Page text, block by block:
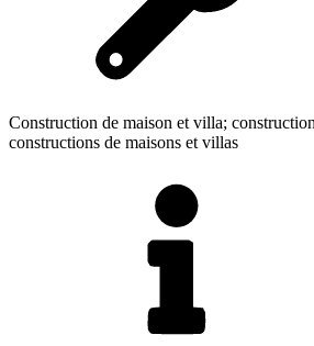
Construction de maison et villa;
constructions de maisons et villas